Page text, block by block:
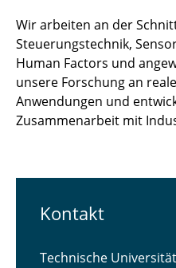
Wir arbeiten an der
Steuerungstechnik,
Human Factors und
unsere Forschung an
Anwendungen und
Zusammenarbeit mit
Kontakt
Technische